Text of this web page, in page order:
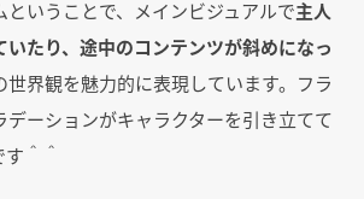
いうことで、メインビジュアルで主人
いたり、途中のコンテンツが斜めになっ
世界観を魅力的に表現しています。フラ
デーションがキャラクターを引き立てて
＾＾